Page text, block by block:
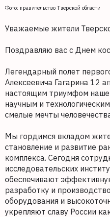
Фото: правительство Тверской области
Уважаемые жители
Поздравляю вас с Днем
Легендарный полет
Алексеевича Гагарина 12
настоящим триумфом
научным и
смелые мечты
Мы гордимся вкладом
становление и развитие
комплекса. Сегодня
исследовательских
обеспечивают
разработку и
оборудования и
укрепляют славу России